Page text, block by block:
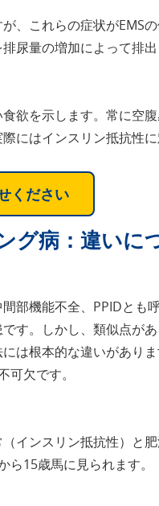
、これらの症状がEMS
尿量の増加によって排出
欲を示します。常に空
にはインスリン抵抗性
ください
グ病：違いに
部機能不全、PPIDとも
す。しかし、類似点があ
は根本的な違いがあり
欠です。
インスリン抵抗性）と
15歳馬に見られます。